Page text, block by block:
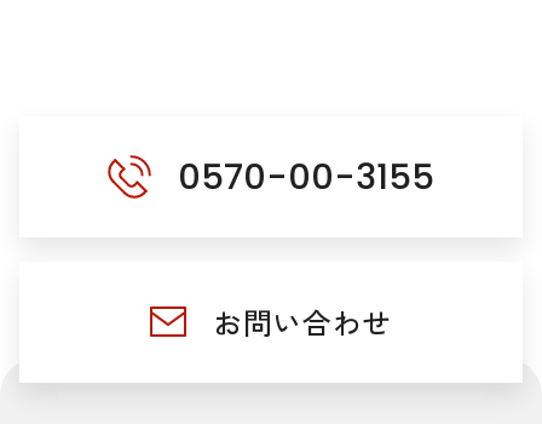
0570-00-3155
お問い合わせ